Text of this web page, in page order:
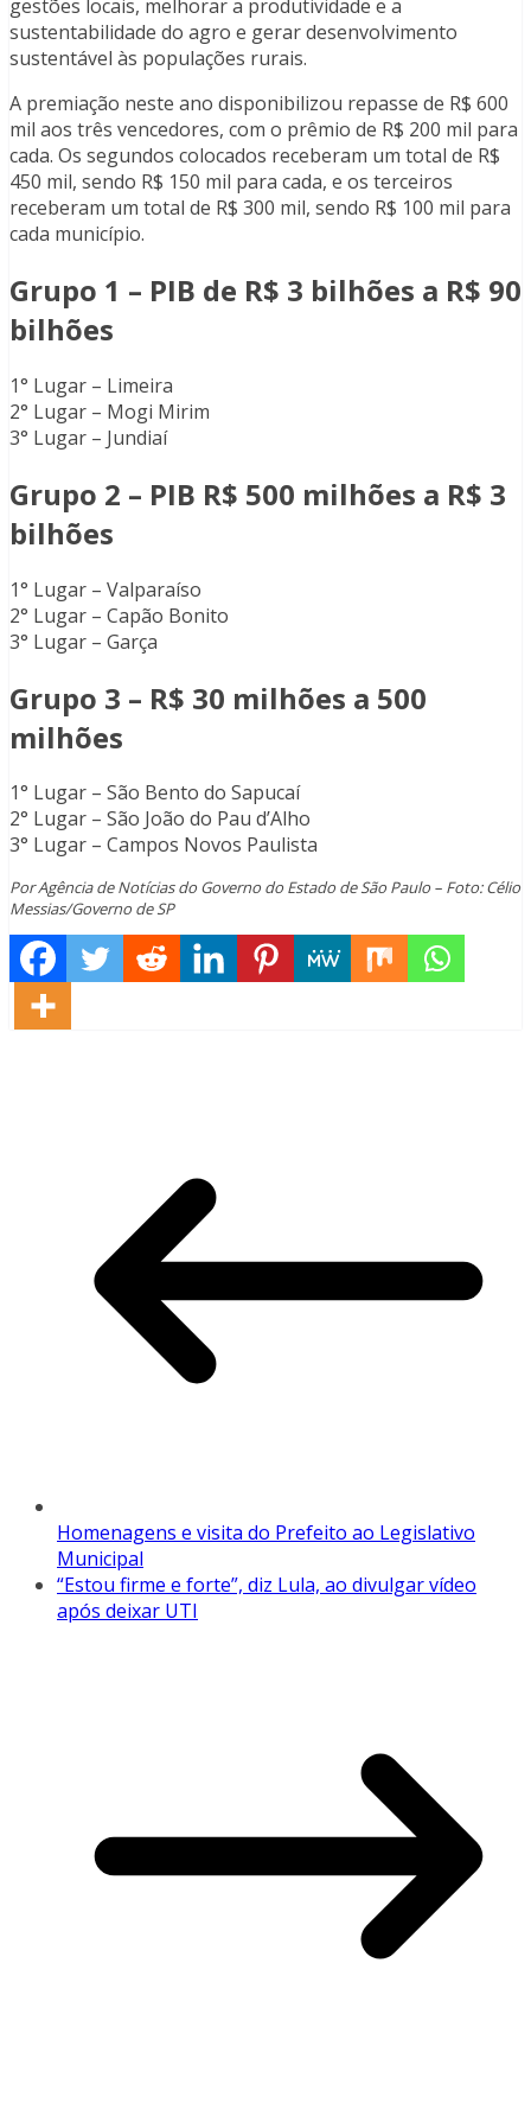
gestões locais, melhorar a produtividade e a
sustentabilidade do agro e gerar desenvolvimento
sustentável às populações rurais.
A premiação neste ano disponibilizou repasse de R$ 600
mil aos três vencedores, com o prêmio de R$ 200 mil para
cada. Os segundos colocados receberam um total de R$
450 mil, sendo R$ 150 mil para cada, e os terceiros
receberam um total de R$ 300 mil, sendo R$ 100 mil para
cada município.
Grupo 1 – PIB de R$ 3 bilhões a R$ 90
bilhões
1° Lugar – Limeira
2° Lugar – Mogi Mirim
3° Lugar – Jundiaí
Grupo 2 – PIB R$ 500 milhões a R$ 3
bilhões
1° Lugar – Valparaíso
2° Lugar – Capão Bonito
3° Lugar – Garça
Grupo 3 – R$ 30 milhões a 500
milhões
1° Lugar – São Bento do Sapucaí
2° Lugar – São João do Pau d’Alho
3° Lugar – Campos Novos Paulista
Por Agência de Notícias do Governo do Estado de São Paulo – Foto: Célio
Messias/Governo de SP
Homenagens e visita do Prefeito ao Legislativo
Municipal
“Estou firme e forte”, diz Lula, ao divulgar vídeo
após deixar UTI